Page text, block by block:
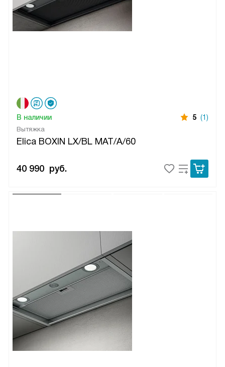
Вытяжка
Elica BOXIN LX/BL MAT/A/60
В наличии 5 (1)
40 990 руб.